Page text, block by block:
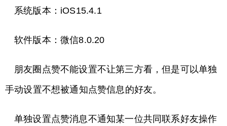
系统版本：iOS15.4.1
软件版本：微信8.0.20
朋友圈点赞不能设置不让第三方看，但是可以单独
手动设置不想被通知点赞信息的好友。
单独设置点赞消息不通知某一位共同联系好友操作